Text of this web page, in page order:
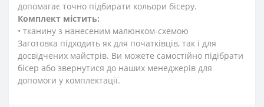
допомагає точно підбирати кольори бісеру.
Комплект містить:
• тканину з нанесеним малюнком-схемою
Заготовка підходить як для початківців, так і для
досвідчених майстрів. Ви можете самостійно підібрати
бісер або звернутися до наших менеджерів для
допомоги у комплектації.